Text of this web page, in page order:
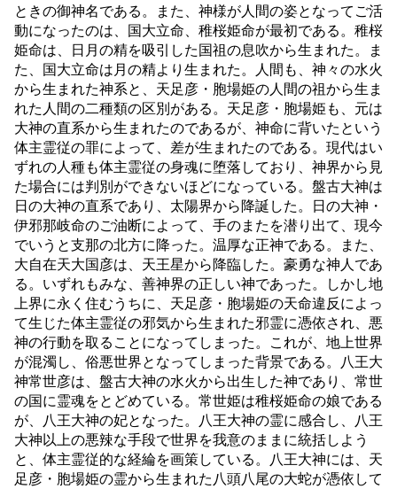
ときの御神名である。また、神様が人間の姿となってご活
動になったのは、国大立命、稚桜姫命が最初である。稚桜
姫命は、日月の精を吸引した国祖の息吹から生まれた。ま
た、国大立命は月の精より生まれた。人間も、神々の水火
から生まれた神系と、天足彦・胞場姫の人間の祖から生ま
れた人間の二種類の区別がある。天足彦・胞場姫も、元は
大神の直系から生まれたのであるが、神命に背いたという
体主霊従の罪によって、差が生まれたのである。現代はい
ずれの人種も体主霊従の身魂に堕落しており、神界から見
た場合には判別ができないほどになっている。盤古大神は
日の大神の直系であり、太陽界から降誕した。日の大神・
伊邪那岐命のご油断によって、手のまたを潜り出て、現今
でいうと支那の北方に降った。温厚な正神である。また、
大自在天大国彦は、天王星から降臨した。豪勇な神人であ
る。いずれもみな、善神界の正しい神であった。しかし地
上界に永く住むうちに、天足彦・胞場姫の天命違反によっ
て生じた体主霊従の邪気から生まれた邪霊に憑依され、悪
神の行動を取ることになってしまった。これが、地上世界
が混濁し、俗悪世界となってしまった背景である。八王大
神常世彦は、盤古大神の水火から出生した神であり、常世
の国に霊魂をとどめている。常世姫は稚桜姫命の娘である
が、八王大神の妃となった。八王大神の霊に感合し、八王
大神以上の悪辣な手段で世界を我意のままに統括しよう
と、体主霊従的な経綸を画策している。八王大神には、天
足彦・胞場姫の霊から生まれた八頭八尾の大蛇が憑依して